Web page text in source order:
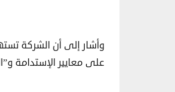
وأشار إلى أن الشركة
على معايير الإستدامة